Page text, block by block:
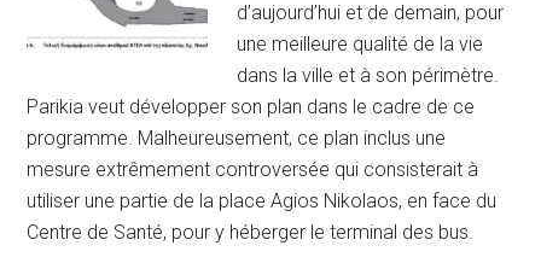
d’aujourd’hui et de demain, pour
une meilleure qualité de la vie
dans la ville et à son périmètre.
Parikia veut développer son plan dans le cadre de ce
programme. Malheureusement, ce plan inclus une
mesure extrêmement controversée qui consisterait à
utiliser une partie de la place Agios Nikolaos, en face du
Centre de Santé, pour y héberger le terminal des bus.